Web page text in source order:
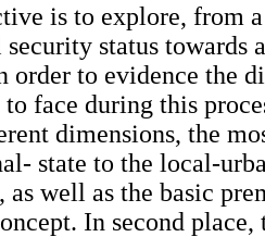
is to explore, from
security status
order to evidence the
face during this
dimensions, the
state to the local-
as well as the basic
In second